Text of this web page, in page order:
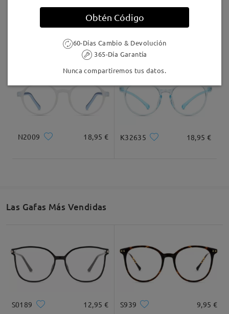
21,95 € K57666
N2009 18,95 € K32635 18,95 €
Las Gafas Más Vendidas
S0189 12,95 € S939 9,95 €
Obtén Código
60-Días Cambio & Devolución
365-Día Garantía
Nunca compartiremos tus datos.